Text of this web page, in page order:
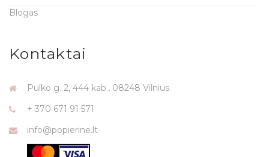
Blogas
Kontaktai
Pulko g. 2, 444 kab., 08248 Vilnius
+ 370 671 91 571
info@popierine.lt